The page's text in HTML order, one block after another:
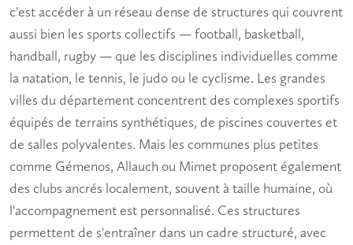
c'est accéder à un réseau dense de structures qui couvrent
aussi bien les sports collectifs — football, basketball,
handball, rugby — que les disciplines individuelles comme
la natation, le tennis, le judo ou le cyclisme. Les grandes
villes du département concentrent des complexes sportifs
équipés de terrains synthétiques, de piscines couvertes et
de salles polyvalentes. Mais les communes plus petites
comme Gémenos, Allauch ou Mimet proposent également
des clubs ancrés localement, souvent à taille humaine, où
l'accompagnement est personnalisé. Ces structures
permettent de s'entraîner dans un cadre structuré, avec